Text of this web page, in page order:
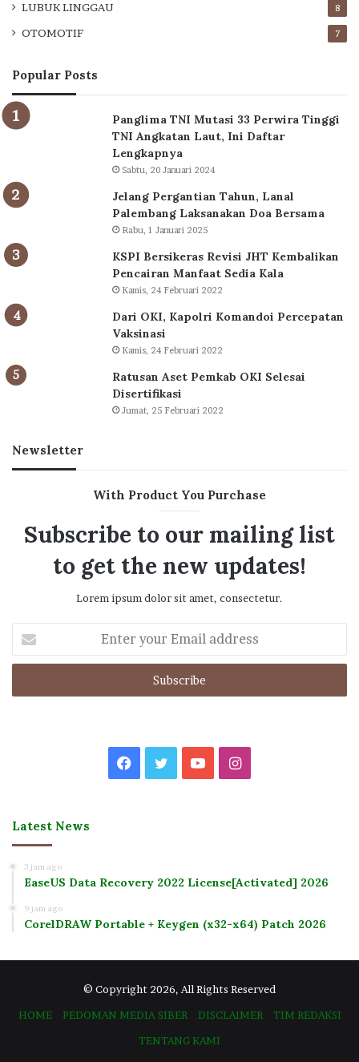
LUBUK LINGGAU 8
OTOMOTIF 7
Popular Posts
Panglima TNI Mutasi 33 Perwira Tinggi
TNI Angkatan Laut, Ini Daftar
Lengkapnya
Sabtu, 20 Januari 2024
Jelang Pergantian Tahun, Lanal
Palembang Laksanakan Doa Bersama
Rabu, 1 Januari 2025
KSPI Bersikeras Revisi JHT Kembalikan
Pencairan Manfaat Sedia Kala
Kamis, 24 Februari 2022
Dari OKI, Kapolri Komandoi Percepatan
Vaksinasi
Kamis, 24 Februari 2022
Ratusan Aset Pemkab OKI Selesai
Disertifikasi
Jumat, 25 Februari 2022
Newsletter
With Product You Purchase
Subscribe to our mailing list
to get the new updates!
Lorem ipsum dolor sit amet, consectetur.
your
Email
Facebook
TwitterYouTubeInstagram
Latest News
3 jam ago
EaseUS Data Recovery 2022 License[Activated] 2026
9 jam ago
CorelDRAW Portable + Keygen (x32-x64) Patch 2026
© Copyright 2026, All Rights Reserved
HOME
PEDOMAN MEDIA SIBER DISCLAIMER
TIM REDAKSI
TENTANG KAMI